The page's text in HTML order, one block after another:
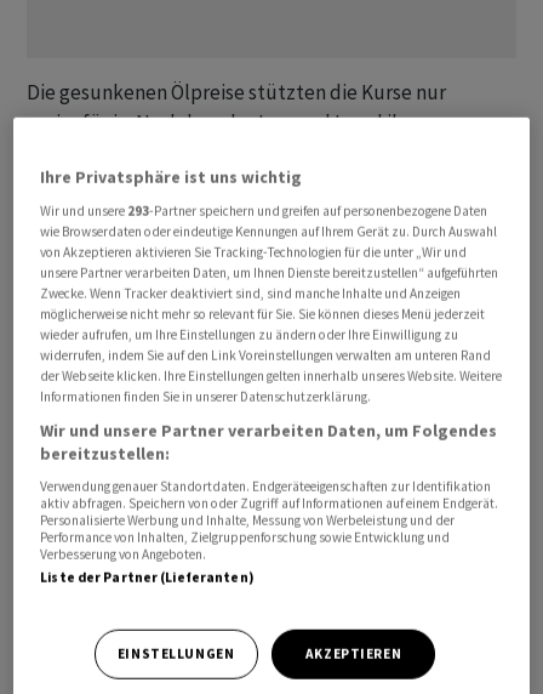
Die gesunkenen Ölpreise stützten die Kurse nur
geringfügig. Nachdem der Iran und Israel ihre
entspannte sich auch die Lage am Ölmarkt. So wurden
Inflationserwartungen nicht weiter angeheizt. Diese
waren seit Kriegsbeginn Ende Februar deutlich
gestiegen. An den Finanzmärkten wird weiterhin
überwiegend davon ausgegangen, dass die US-
Notenbank im späteren Jahresverlauf die Leitzinsen
anheben könnte. Impulse von Konjunkturdaten gab es
nicht./jsl/men
(AWP)
Ihre Privatsphäre ist uns wichtig
Wir und unsere 293-Partner speichern und greifen auf personenbezogene Daten
wie Browserdaten oder eindeutige Kennungen auf Ihrem Gerät zu. Durch Auswahl
von Akzeptieren aktivieren Sie Tracking-Technologien für die unter „Wir und
unsere Partner verarbeiten Daten, um Ihnen Dienste bereitzustellen“ aufgeführten
Zwecke. Wenn Tracker deaktiviert sind, sind manche Inhalte und Anzeigen
möglicherweise nicht mehr so relevant für Sie. Sie können dieses Menü jederzeit
wieder aufrufen, um Ihre Einstellungen zu ändern oder Ihre Einwilligung zu
widerrufen, indem Sie auf den Link Voreinstellungen verwalten am unteren Rand
der Webseite klicken. Ihre Einstellungen gelten innerhalb unseres Website. Weitere
Informationen finden Sie in unserer Datenschutzerklärung.
Wir und unsere Partner verarbeiten Daten, um Folgendes
bereitzustellen:
Verwendung genauer Standortdaten. Endgeräteeigenschaften zur Identifikation
aktiv abfragen. Speichern von oder Zugriff auf Informationen auf einem Endgerät.
Personalisierte Werbung und Inhalte, Messung von Werbeleistung und der
Performance von Inhalten, Zielgruppenforschung sowie Entwicklung und
Verbesserung von Angeboten.
Liste der Partner (Lieferanten)
EINSTELLUNGEN AKZEPTIEREN